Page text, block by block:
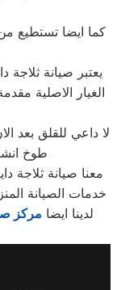
كما ايضا تستطيع
يعتبر صيانة
الغيار الاصلية
لا داعي للقلق بعد
طوخ
معنا صيانة
خدمات الصيانة
لدينا ايضا مركز